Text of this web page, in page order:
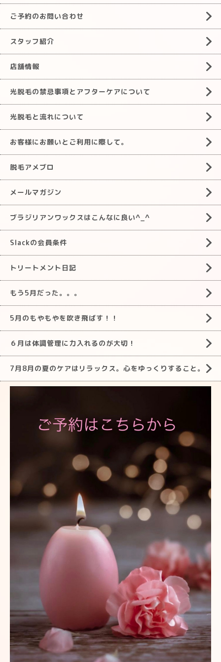
ご予約のお問い合わせ
スタッフ紹介
店舗情報
光脱毛の禁忌事項とアフターケアについて
光脱毛と流れについて
お客様にお願いとご利用に際して。
脱毛アメブロ
メールマガジン
ブラジリアンワックスはこんなに良い^_^
Slackの会員条件
トリートメント日記
もう5月だった。。。
5月のもやもやを吹き飛ばす！！
６月は体調管理に力入れるのが大切！
7月8月の夏のケアはリラックス。心をゆっくりすること。